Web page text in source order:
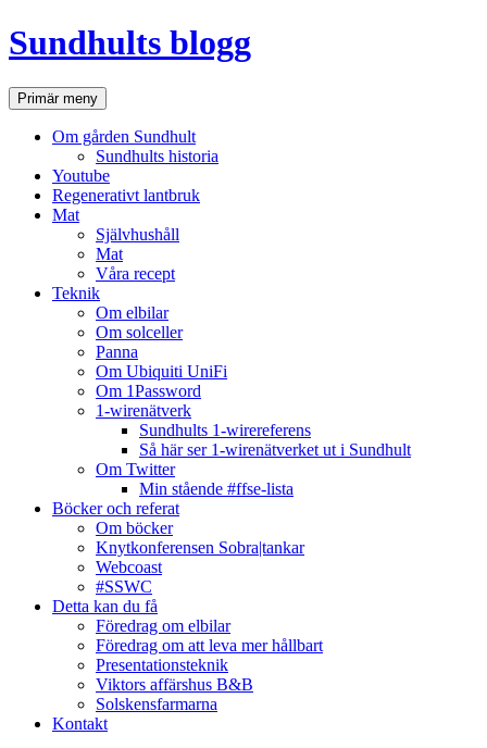
Hoppa
till
Sundhults blogg
SökPrimär meny
Om gården Sundhult
Sundhults historia
Youtube
Regenerativt lantbruk
Mat
Självhushåll
Mat
Våra recept
Teknik
Om elbilar
Om solceller
Panna
Om Ubiquiti UniFi
Om 1Password
1-wirenätverk
Sundhults 1-wirereferens
Så här ser 1-wirenätverket ut i Sundhult
Om Twitter
Min stående #ffse-lista
Böcker och referat
Om böcker
Knytkonferensen Sobra|tankar
Webcoast
#SSWC
Detta kan du få
Föredrag om elbilar
Föredrag om att leva mer hållbart
Presentationsteknik
Viktors affärshus B&B
Solskensfarmarna
Kontakt